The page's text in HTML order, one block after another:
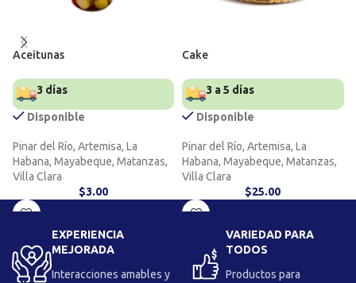
Aceitunas
3 días
Disponible
Pinar del Río, Artemisa, La
Habana, Mayabeque, Matanzas,
Villa Clara
$3.00
Cake
3 a 5 días
Disponible
Pinar del Río, Artemisa, La
Habana, Mayabeque, Matanzas,
Villa Clara
$25.00
EXPERIENCIA
MEJORADA
Interacciones amables y
VARIEDAD PARA
TODOS
Productos para